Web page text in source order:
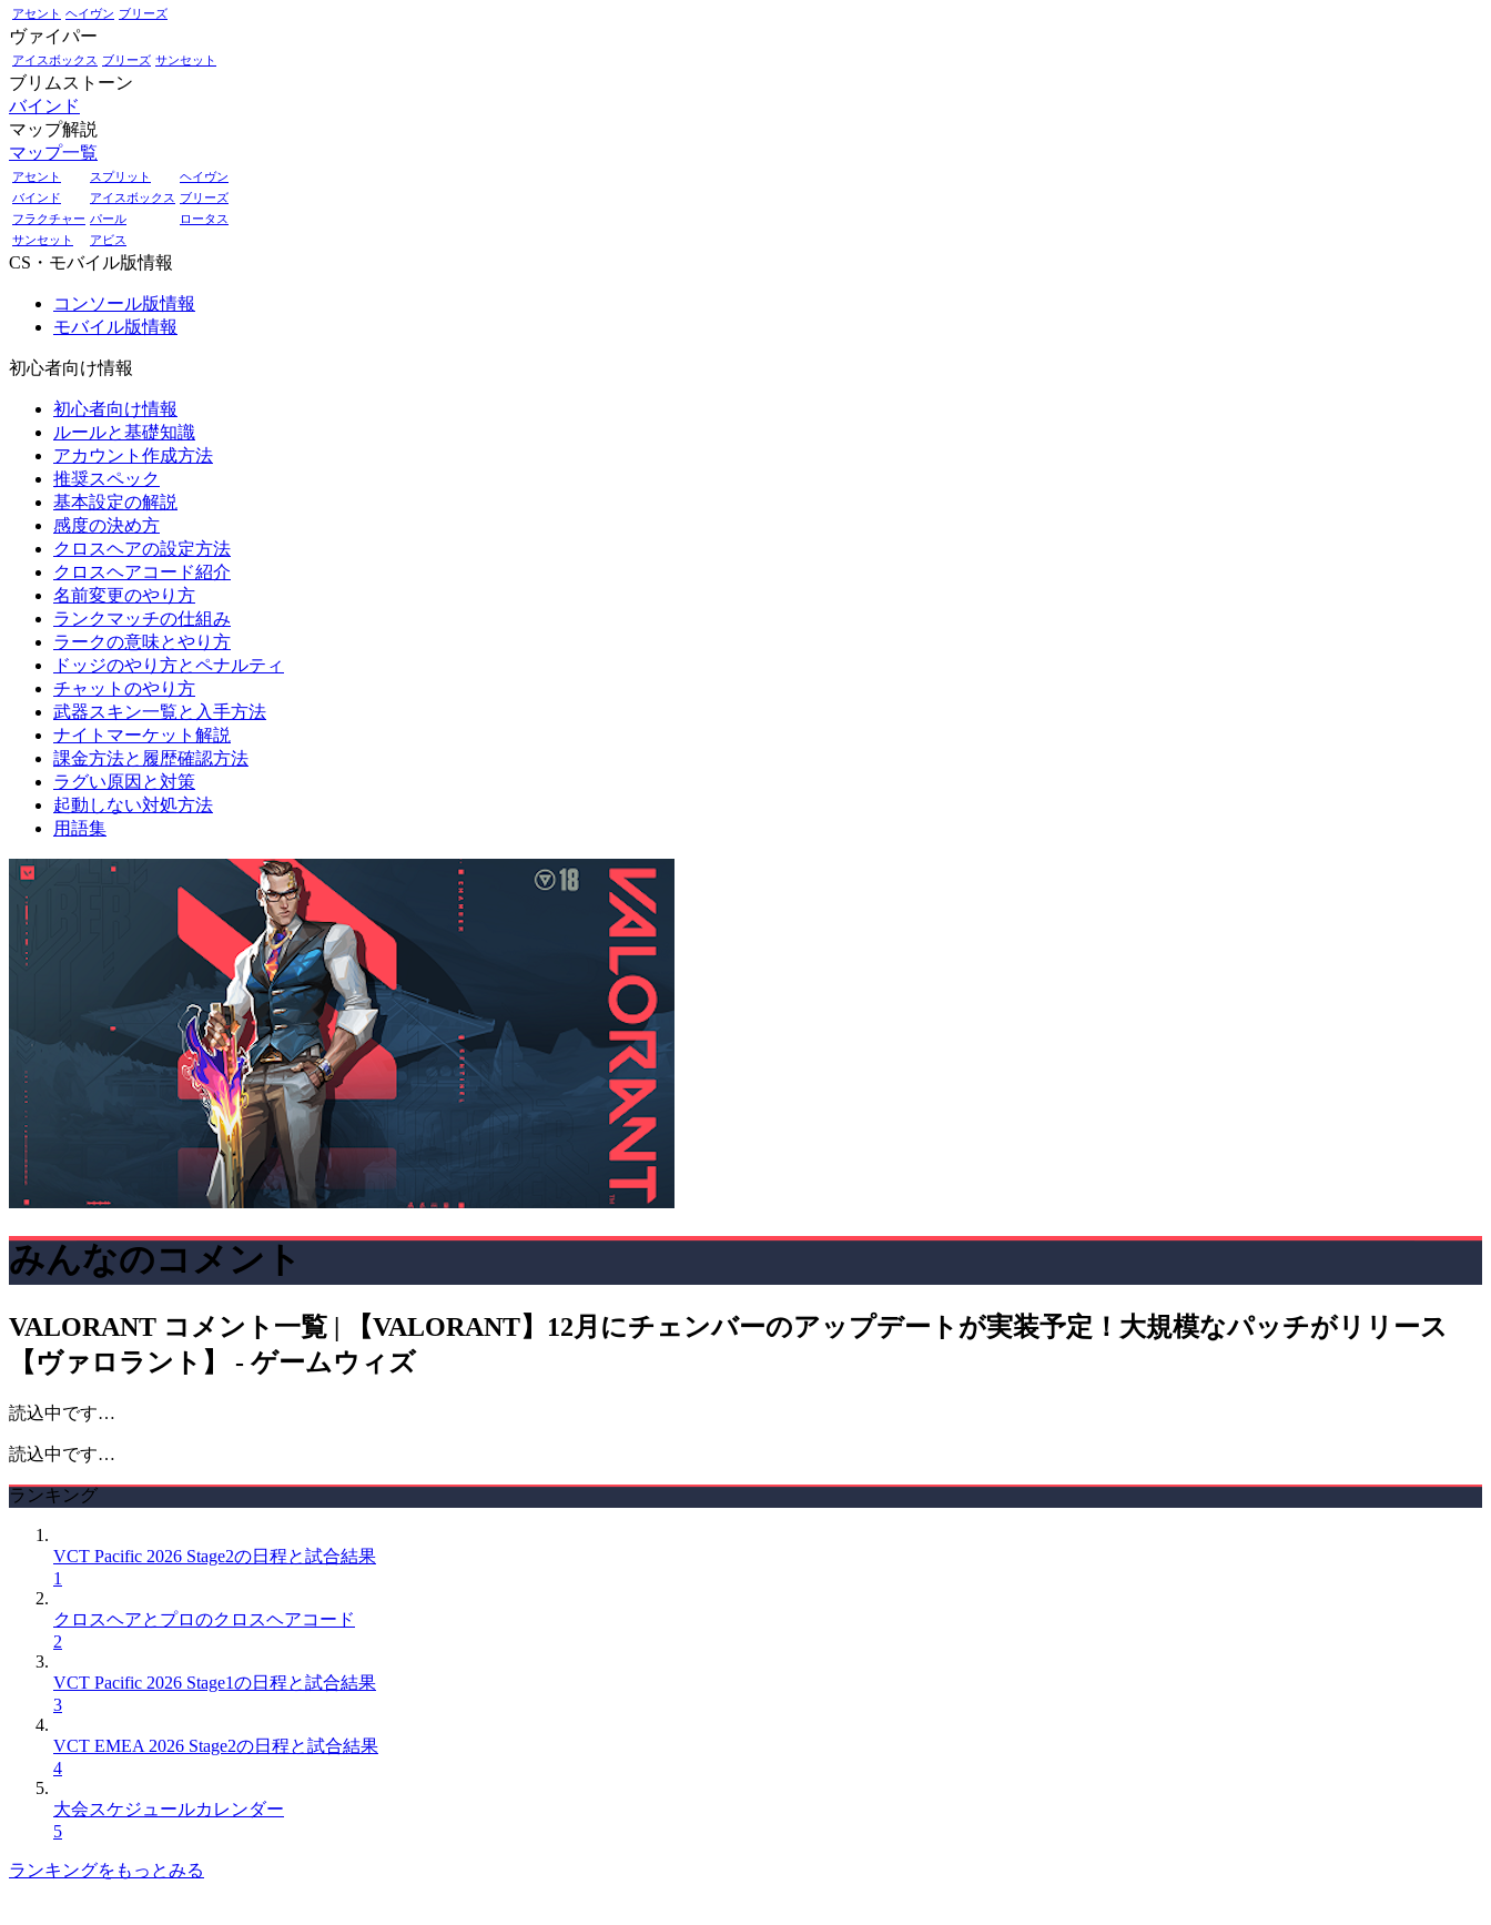
アセント ヘイヴン ブリーズ
ヴァイパー
アイスボックス ブリーズ サンセット
ブリムストーン
バインド
マップ解説
マップ一覧
アセント スプリット
ヘイヴン
バインド
アイスボックス ブリーズ
フラクチャー パール
ロータス
サンセット
アビス
CS・モバイル版情報
コンソール版情報
モバイル版情報
初心者向け情報
初心者向け情報
ルールと基礎知識
アカウント作成方法
推奨スペック
基本設定の解説
感度の決め方
クロスヘアの設定方法
クロスヘアコード紹介
名前変更のやり方
ランクマッチの仕組み
ラークの意味とやり方
ドッジのやり方とペナルティ
チャットのやり方
武器スキン一覧と入手方法
ナイトマーケット解説
課金方法と履歴確認方法
ラグい原因と対策
起動しない対処方法
用語集
みんなのコメント
VALORANT コメント一覧 | 【VALORANT】12月にチェンバーのアップデートが実装予定！大規模なパッチがリリース
【ヴァロラント】 - ゲームウィズ
読込中です…
読込中です…
ランキング
VCT Pacific 2026 Stage2の日程と試合結果
1
クロスヘアとプロのクロスヘアコード
2
VCT Pacific 2026 Stage1の日程と試合結果
3
VCT EMEA 2026 Stage2の日程と試合結果
4
大会スケジュールカレンダー
5
ランキングをもっとみる